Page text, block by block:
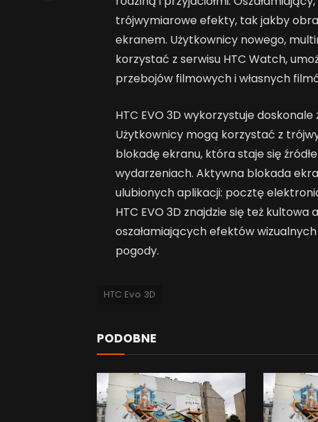
trójwymiarowe efekty, tak jakby
ekranem. Użytkownicy nowego,
korzystać z serwisu HTC Watch,
przebojów filmowych i własnych
HTC EVO 3D wykorzystuje
Użytkownicy mogą korzystać z
blokadę ekranu, która staje się
wydarzeniach. Aktywna blokada
ulubionych aplikacji: pocztę
HTC EVO 3D znajdzie się też
oszałamiających efektów
pogody.
HTC Evo 3D
PODOBNE